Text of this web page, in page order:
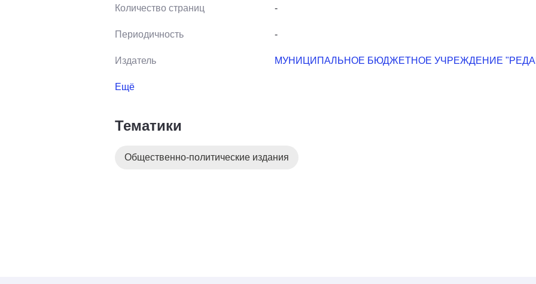
Количество страниц -
Периодичность -
Издатель МУНИЦИПАЛЬНОЕ БЮДЖЕТНОЕ УЧРЕЖДЕНИЕ
Ещё
Тематики
Общественно-политические издания